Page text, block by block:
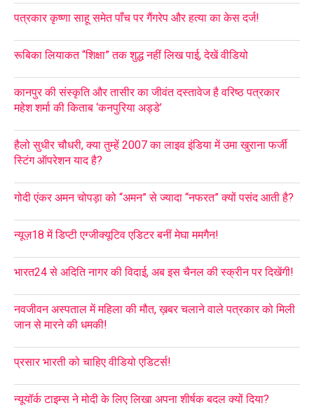
पत्रकार कृष्णा साहू समेत पाँच पर गैंगरेप और हत्या का केस दर्ज!
रूबिका लियाकत “शिक्षा” तक शुद्ध नहीं लिख पाई, देखें वीडियो
कानपुर की संस्कृति और तासीर का जीवंत दस्तावेज है वरिष्ठ पत्रकार
महेश शर्मा की किताब ‘कनपुरिया अड्डे’
हैलो सुधीर चौधरी, क्या तुम्हें 2007 का लाइव इंडिया में उमा खुराना फर्जी
स्टिंग ऑपरेशन याद है?
गोदी एंकर अमन चोपड़ा को “अमन” से ज्यादा “नफरत” क्यों पसंद आती है?
न्यूज़18 में डिप्टी एग्जीक्यूटिव एडिटर बनीं मेघा ममगैन!
भारत24 से अदिति नागर की विदाई, अब इस चैनल की स्क्रीन पर दिखेंगी!
नवजीवन अस्पताल में महिला की मौत, ख़बर चलाने वाले पत्रकार को मिली
जान से मारने की धमकी!
प्रसार भारती को चाहिए वीडियो एडिटर्स!
न्यूयॉर्क टाइम्स ने मोदी के लिए लिखा अपना शीर्षक बदल क्यों दिया?